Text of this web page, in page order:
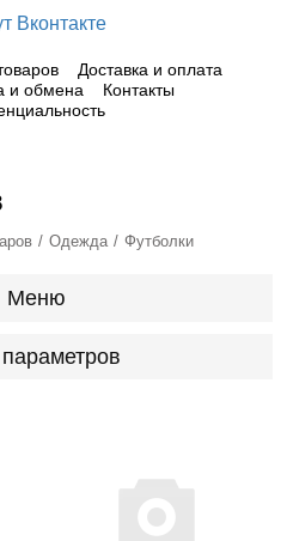
Доставка и оплата
и обмена
Контакты
Одежда Футболки
Меню